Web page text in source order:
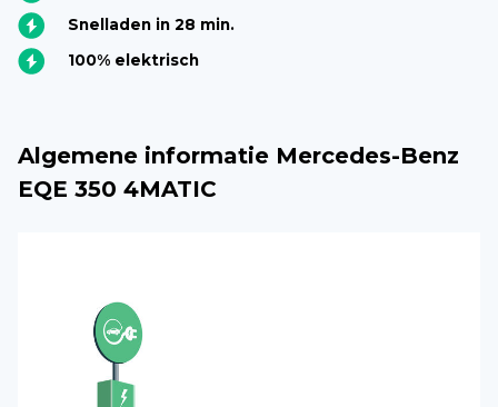
Snelladen in 28 min.
100% elektrisch
Algemene informatie Mercedes-Benz
EQE 350 4MATIC